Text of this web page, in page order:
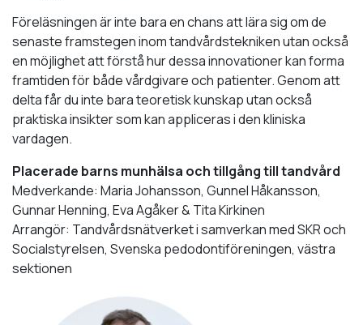
Föreläsningen är inte bara en chans att lära sig om de
senaste framstegen inom tandvårdstekniken utan också
en möjlighet att förstå hur dessa innovationer kan forma
framtiden för både vårdgivare och patienter. Genom att
delta får du inte bara teoretisk kunskap utan också
praktiska insikter som kan appliceras i den kliniska
vardagen.
Placerade barns munhälsa och tillgång till tandvård
Medverkande: Maria Johansson, Gunnel Håkansson,
Gunnar Henning, Eva Agåker & Tita Kirkinen
Arrangör: Tandvårdsnätverket i samverkan med SKR och
Socialstyrelsen, Svenska pedodontiföreningen, västra
sektionen